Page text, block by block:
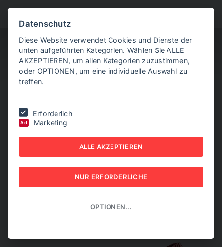
Mehr Frauenpower an die Spitzen.
MEHR FRAUENPOWER AN
DIE SPITZEN.
NEW BUSINESS - NR. 4, APRIL 2024
Datenschutz
Diese Website verwendet Cookies und Dienste der
unten aufgeführten Kategorien. Wählen Sie ALLE
AKZEPTIEREN, um allen Kategorien zuzustimmen,
oder OPTIONEN, um eine individuelle Auswahl zu
treffen.
Erforderlich
Ad Marketing
ALLE AKZEPTIEREN
NUR ERFORDERLICHE
OPTIONEN...